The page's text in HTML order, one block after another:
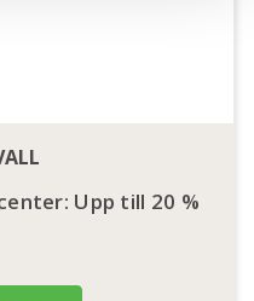
Upp till 20 %